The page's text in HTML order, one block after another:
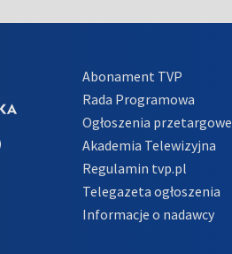
Abonament TVP
Rada Programowa
Ogłoszenia przetargowe
Akademia Telewizyjna
Regulamin tvp.pl
Telegazeta ogłoszenia
Informacje o nadawcy